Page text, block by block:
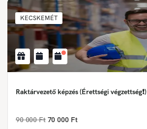
KECSKEMÉT
Raktárvezető képzés (Érettségi végzettség❗)
90 000 Ft 70 000 Ft